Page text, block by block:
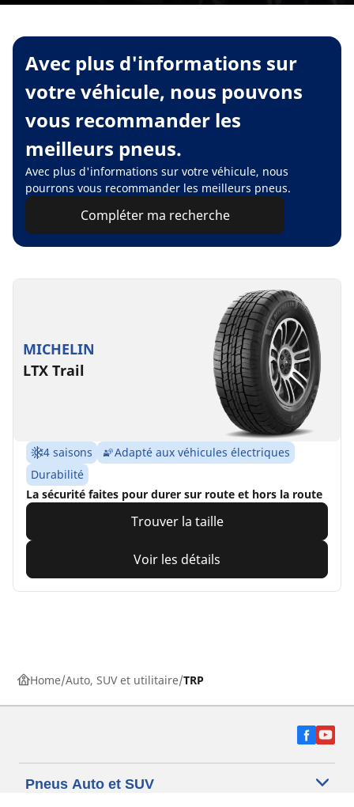
Avec plus d'informations sur
votre véhicule, nous pouvons
vous recommander les
meilleurs pneus.
Avec plus d'informations sur votre véhicule, nous
pourrons vous recommander les meilleurs pneus.
Compléter ma recherche
MICHELIN
LTX Trail
4 saisons
Adapté aux véhicules électriques
Durabilité
La sécurité faites pour durer sur route et hors la route
Trouver la taille
Voir les détails
Home Auto, SUV et utilitaire TRP
Pneus Auto et SUV